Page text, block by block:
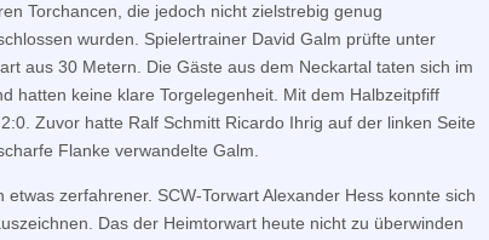
Torchancen, die jedoch nicht zielstrebig genug
wurden. Spielertrainer David Galm prüfte unter
aus 30 Metern. Die Gäste aus dem Neckartal taten sich im
hatten keine klare Torgelegenheit. Mit dem Halbzeitpfiff
Zuvor hatte Ralf Schmitt Ricardo Ihrig auf der linken Seite
Flanke verwandelte Galm.
etwas zerfahrener. SCW-Torwart Alexander Hess konnte sich
Das der Heimtorwart heute nicht zu überwinden